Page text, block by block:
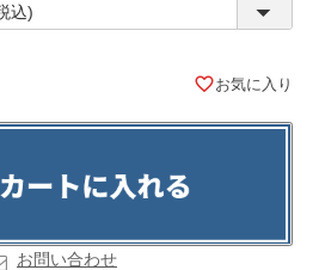
お気に入り
お問い合わせ